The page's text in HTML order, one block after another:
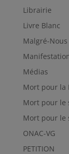
Librairie
Livre Blanc
Malgré-Nous
Médias
Mort pour la
Mort pour le
Mort pour le
ONAC-VG
PETITION